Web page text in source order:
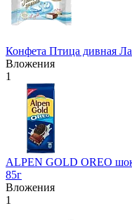
Конфета Птица дивная
Вложения
1
ALPEN GOLD OREO
85г
Вложения
1